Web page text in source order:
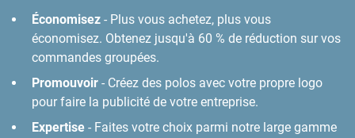
Économisez - Plus vous achetez, plus vous
économisez. Obtenez jusqu'à 60 % de réduction sur vos
commandes groupées.
Promouvoir - Créez des polos avec votre propre logo
pour faire la publicité de votre entreprise.
Expertise - Faites votre choix parmi notre large gamme